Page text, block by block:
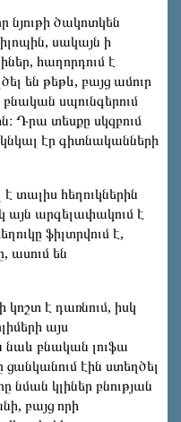
նյութի ծակոտկեն
սակայն ի
հաղորդում է
են թեթև, բայց ամուր
սպունգերում
Դրա տեսքը սկզբում
էր գիտնականների
է տալիս հեղուկներին
այն արգելափակում է
ֆիլտրվում է,
ասում են
կոշտ է դառնում, իսկ
այս
նաև բնական լուֆա
էին ստեղծել
նման կլիներ բնության
բայց որի